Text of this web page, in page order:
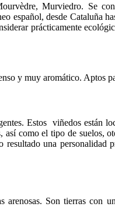
Murviedro. Se
español, desde Cataluña
prácticamente
y muy aromático. Aptos
Estos viñedos están
como el tipo de suelos,
una personalidad
Son tierras con